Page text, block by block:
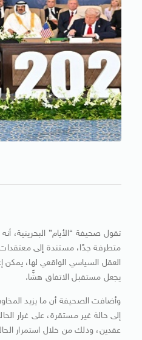
تقول صحيفة “الأيام” البحرينية،
متطرفة جدًا، مستندة إلى معتقدات
العقل السياسي الواقعي لها، يمكن
يجعل مستقبل الاتفاق هشًّا.
وأضافت الصحيفة أن ما يزيد
إلى حالة غير مستقرة، على غرار
عقدين، وذلك من خلال استمرار